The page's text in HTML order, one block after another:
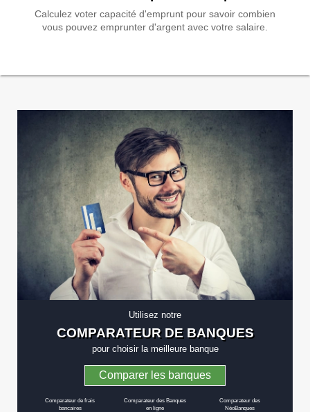
Calculez voter capacité d'emprunt pour savoir combien
vous pouvez emprunter d'argent avec votre salaire.
Utilisez notre
COMPARATEUR DE BANQUES
pour choisir la meilleure banque
Comparer les banques
Comparateur de frais
bancaires
Comparateur des Banques
en ligne
Comparateur des
NéoBanques